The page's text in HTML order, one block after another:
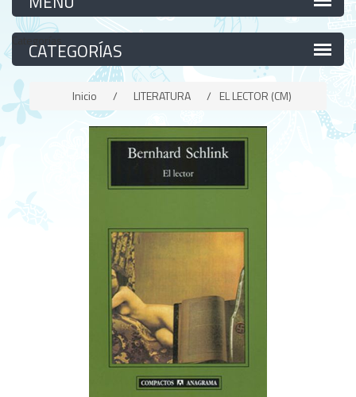
Categorías
Inicio / LITERATURA / EL LECTOR (CM)